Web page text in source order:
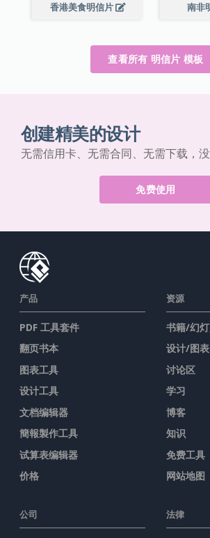
香港美食明信片 南非
查看所有 明信片 模板
创建精美的设计
无需信用卡、无需合同、无需下载，没
免费使用
产品
PDF 工具套件
翻页书本
图表工具
设计工具
文档编辑器
簡報製作工具
试算表编辑器
价格
资源
书籍/幻
设计/图表
讨论区
学习
博客
知识
免费工具
网站地图
公司 法律